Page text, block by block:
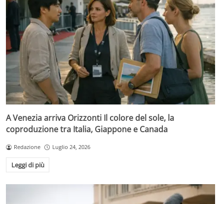
A Venezia arriva Orizzonti Il colore del sole, la
coproduzione tra Italia, Giappone e Canada
Redazione Luglio 24, 2026
Leggi di più